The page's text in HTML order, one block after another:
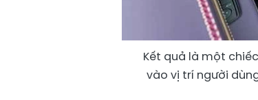
Kết quả là một
vào vị trí người